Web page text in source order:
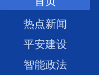
热点新闻
平安建设
智能政法